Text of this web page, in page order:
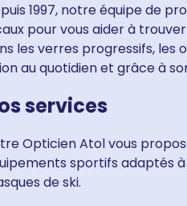
1997, notre équipe de
pour vous aider à
les verres progressifs, les
au quotidien et grâce à
services
Opticien Atol vous
sportifs adaptés
de ski.